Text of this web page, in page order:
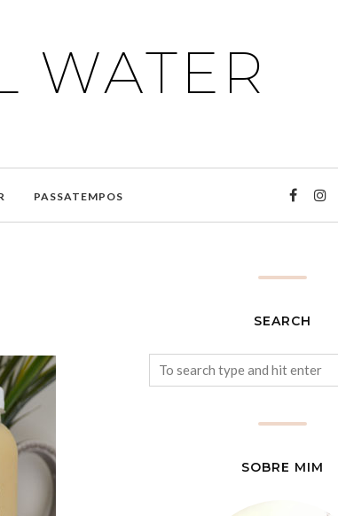
WATER
PASSATEMPOS
SEARCH
SOBRE MIM